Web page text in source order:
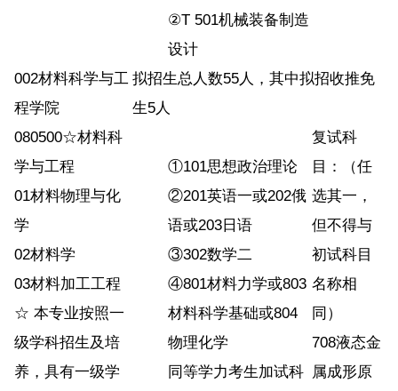
②T 501机械装备制造
设计
002材料科学与工
程学院
拟招生总人数55人，其中拟招收推免
生5人
080500☆材料科
学与工程
01材料物理与化
学
02材料学
03材料加工工程
☆ 本专业按照一
级学科招生及培
养，具有一级学
①101思想政治理论
②201英语一或202俄
语或203日语
③302数学二
④801材料力学或803
材料科学基础或804
物理化学
同等学力考生加试科
复试科
目：（任
选其一，
但不得与
初试科目
名称相
同）
708液态金
属成形原